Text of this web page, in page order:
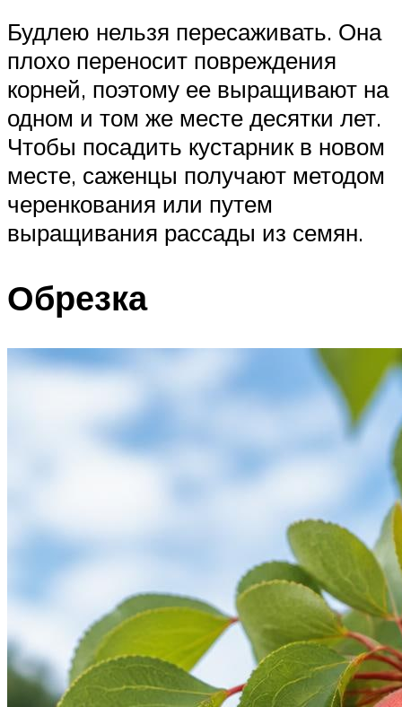
Будлею нельзя пересаживать. Она
плохо переносит повреждения
корней, поэтому ее выращивают на
одном и том же месте десятки лет.
Чтобы посадить кустарник в новом
месте, саженцы получают методом
черенкования или путем
выращивания рассады из семян.
Обрезка